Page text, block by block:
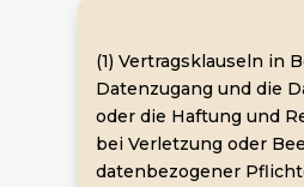
(1) Vertragsklauseln in
Datenzugang und die
oder die Haftung und
bei Verletzung oder
datenbezogener